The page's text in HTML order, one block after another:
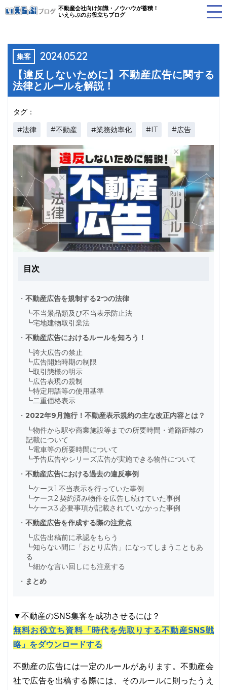
不動産会社向け知識・ノウハウが蓄積！
いえらぶのお役立ちブログ
集客 2024.05.22
【違反しないために】不動産広告に関する
法律とルールを解説！
タグ：
#法律 #不動産 #業務効率化 #IT #広告
目次
・ 不動産広告を規制する2つの法律
┗不当景品類及び不当表示防止法
┗宅地建物取引業法
・ 不動産広告におけるルールを知ろう！
┗誇大広告の禁止
┗広告開始時期の制限
┗取引態様の明示
┗広告表現の規制
┗特定用語等の使用基準
┗二重価格表示
・ 2022年9月施行！不動産表示規約の主な改正内容とは？
┗物件から駅や商業施設等までの所要時間・道路距離の
記載について
┗電車等の所要時間について
┗予告広告やシリーズ広告が実施できる物件について
・ 不動産広告における過去の違反事例
┗ケース1.不当表示を行っていた事例
┗ケース2.契約済み物件を広告し続けていた事例
┗ケース3.必要事項が記載されていなかった事例
・ 不動産広告を作成する際の注意点
┗広告出稿前に承認をもらう
┗知らない間に「おとり広告」になってしまうこともあ
る
┗細かな言い回しにも注意する
・ まとめ
▼不動産のSNS集客を成功させるには？
無料お役立ち資料「時代を先取りする不動産SNS戦
略」をダウンロードする
不動産の広告には一定のルールがあります。不動産会
社で広告を出稿する際には、そのルールに則ったうえ